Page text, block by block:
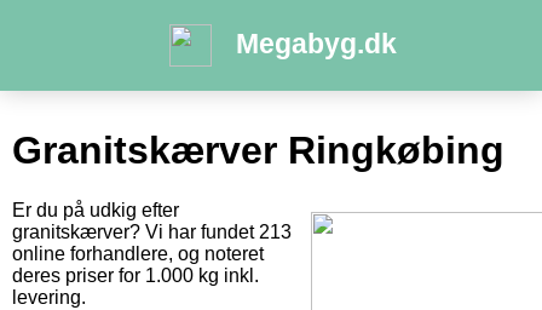
Megabyg.dk
Granitskærver Ringkøbing
Er du på udkig efter
granitskærver? Vi har fundet 213
online forhandlere, og noteret
deres priser for 1.000 kg inkl.
levering.